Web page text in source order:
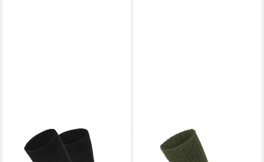
HIGHLANDERSocken
Highlander Crusader Kampf-
HIGHLANDERSocken
Highlander Norwegische